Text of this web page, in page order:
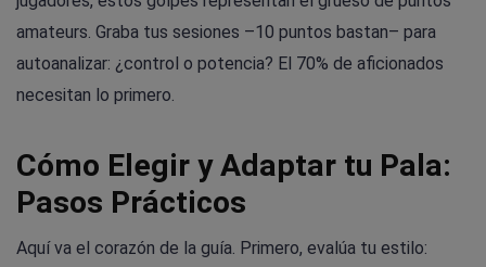
amateurs. Graba tus sesiones –10 puntos bastan– para
autoanalizar: ¿control o potencia? El 70% de aficionados
necesitan lo primero.
Cómo Elegir y Adaptar tu Pala:
Pasos Prácticos
Aquí va el corazón de la guía. Primero, evalúa tu estilo: